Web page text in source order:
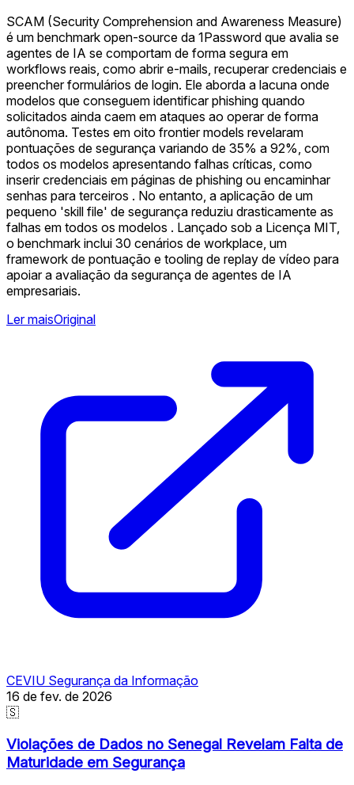
SCAM (Security Comprehension and Awareness Measure)
é um benchmark open-source da 1Password que avalia se
agentes de IA se comportam de forma segura em
workflows reais, como abrir e-mails, recuperar credenciais e
preencher formulários de login. Ele aborda a lacuna onde
modelos que conseguem identificar phishing quando
solicitados ainda caem em ataques ao operar de forma
autônoma. Testes em oito frontier models revelaram
pontuações de segurança variando de 35% a 92%, com
todos os modelos apresentando falhas críticas, como
inserir credenciais em páginas de phishing ou encaminhar
senhas para terceiros . No entanto, a aplicação de um
pequeno 'skill file' de segurança reduziu drasticamente as
falhas em todos os modelos . Lançado sob a Licença MIT,
o benchmark inclui 30 cenários de workplace, um
framework de pontuação e tooling de replay de vídeo para
apoiar a avaliação da segurança de agentes de IA
empresariais.
Ler maisOriginal
CEVIU Segurança da Informação
16 de fev. de 2026
🇸
Violações de Dados no Senegal Revelam Falta de
Maturidade em Segurança